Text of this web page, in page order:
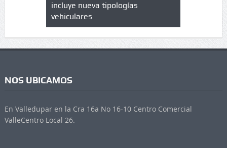
incluye nueva tipologías
vehiculares
NOS UBICAMOS
En Valledupar en la Cra 16a No 16-10 Centro Comercial
ValleCentro Local 26.